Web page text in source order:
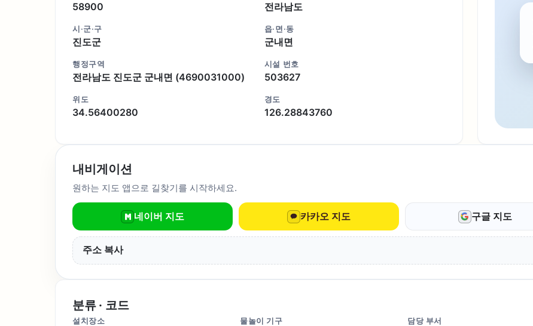
58900 전라남도
시·군·구
진도군
읍·면·동
군내면
행정구역
전라남도 진도군 군내면 (4690031000)
시설 번호
503627
위도
34.56400280
경도
126.28843760
내비게이션
원하는 지도 앱으로 길찾기를 시작하세요.
네이버 지도 카카오 지도 구글 지도
주소 복사
분류 · 코드
설치장소 물놀이 기구 담당 부서